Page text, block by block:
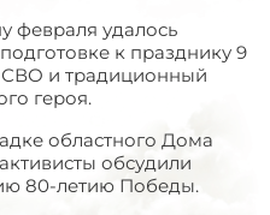
февраля удалось
к празднику 9
СВО и традиционный
героя.
областного Дома
обсудили
80-летию Победы.